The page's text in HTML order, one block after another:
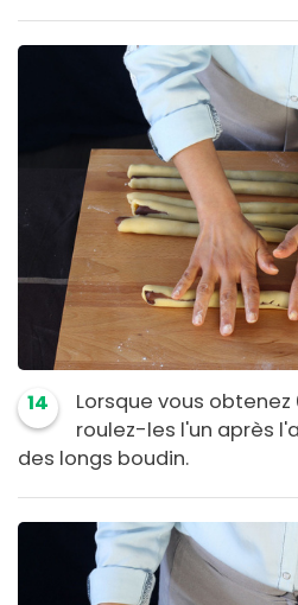
14
Lorsque vous
roulez-les l'un après
des longs boudin.